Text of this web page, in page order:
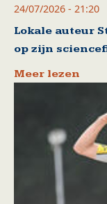
24/07/2026 - 21:20
Lokale auteur
op zijn
Meer lezen